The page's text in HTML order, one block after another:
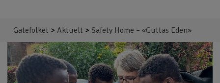
Gatefolket > Aktuelt > Safety Home – «Guttas Eden»